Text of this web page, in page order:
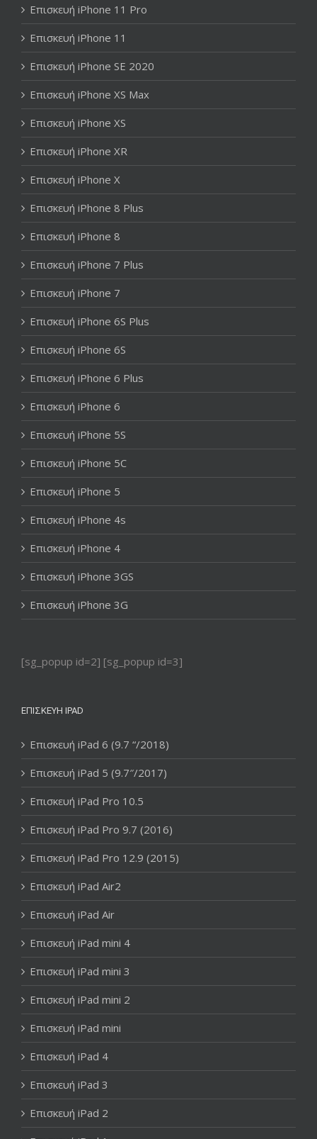
Επισκευή iPhone 11 Pro
Επισκευή iPhone 11
Επισκευή iPhone SE 2020
Επισκευή iPhone XS Max
Επισκευή iPhone XS
Επισκευή iPhone XR
Επισκευή iPhone X
Επισκευή iPhone 8 Plus
Επισκευή iPhone 8
Επισκευή iPhone 7 Plus
Επισκευή iPhone 7
Επισκευή iPhone 6S Plus
Επισκευή iPhone 6S
Επισκευή iPhone 6 Plus
Επισκευή iPhone 6
Επισκευή iPhone 5S
Επισκευή iPhone 5C
Επισκευή iPhone 5
Επισκευή iPhone 4s
Επισκευή iPhone 4
Επισκευή iPhone 3GS
Επισκευή iPhone 3G
[sg_popup id=2] [sg_popup id=3]
ΕΠΙΣΚΕΥΉ IPAD
Επισκευή iPad 6 (9.7 “/2018)
Επισκευή iPad 5 (9.7″/2017)
Επισκευή iPad Pro 10.5
Επισκευή iPad Pro 9.7 (2016)
Επισκευή iPad Pro 12.9 (2015)
Επισκευή iPad Air2
Επισκευή iPad Air
Επισκευή iPad mini 4
Επισκευή iPad mini 3
Επισκευή iPad mini 2
Επισκευή iPad mini
Επισκευή iPad 4
Επισκευή iPad 3
Επισκευή iPad 2